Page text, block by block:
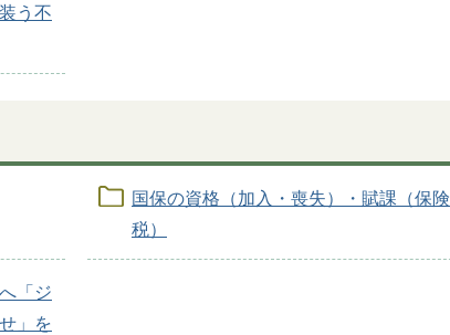
う不
国保の資格（加入・喪失）・賦課（保険
税）
「ジ
」を